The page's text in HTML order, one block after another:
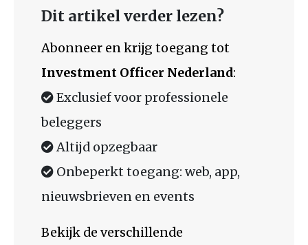
Dit artikel verder lezen?
Abonneer en krijg toegang tot
Investment Officer Nederland:
Exclusief voor professionele
beleggers
Altijd opzegbaar
Onbeperkt toegang: web, app,
nieuwsbrieven en events
Bekijk de verschillende